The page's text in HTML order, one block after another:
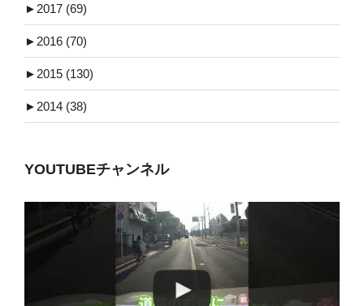
► 2017 (69)
► 2016 (70)
► 2015 (130)
► 2014 (38)
YOUTUBEチャンネル